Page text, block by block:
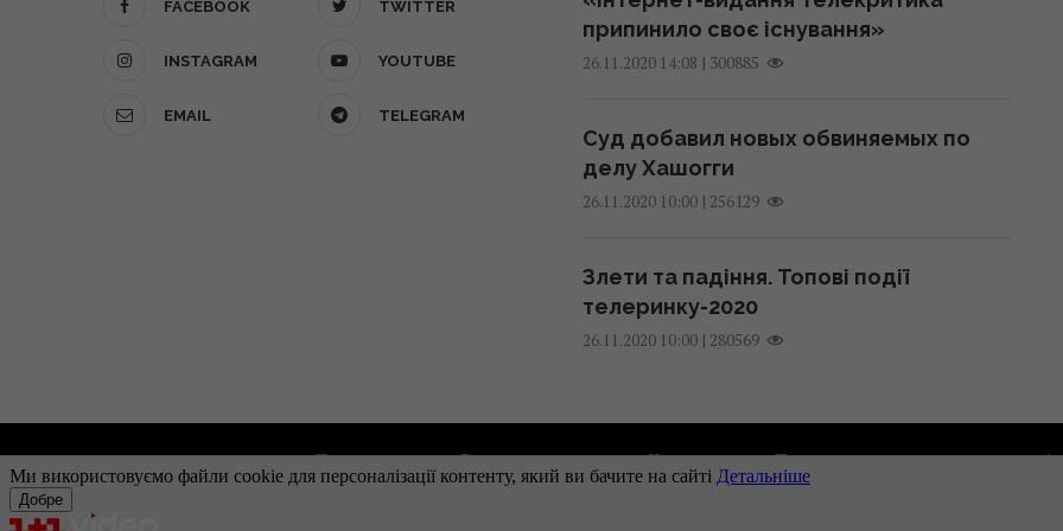
FACEBOOK TWITTER
INSTAGRAM YOUTUBE
EMAIL TELEGRAM
припинило своє існування»
26.11.2020 14:08 | 300885
Суд добавил новых обвиняемых по
делу Хашогги
26.11.2020 10:00| 256129
Злети та падіння. Топові події
телеринку-2020
26.11.2020 10:00| 280569
Про проект Рекламодавцям Контакти Правила використання